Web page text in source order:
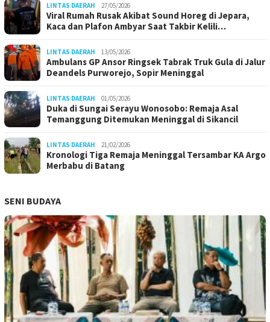
LINTAS DAERAH 27/05/2026
Viral Rumah Rusak Akibat Sound Horeg di Jepara,
Kaca dan Plafon Ambyar Saat Takbir Kelili…
LINTAS DAERAH 13/05/2026
Ambulans GP Ansor Ringsek Tabrak Truk Gula di Jalur
Deandels Purworejo, Sopir Meninggal
LINTAS DAERAH 01/05/2026
Duka di Sungai Serayu Wonosobo: Remaja Asal
Temanggung Ditemukan Meninggal di Sikancil
LINTAS DAERAH 21/02/2026
Kronologi Tiga Remaja Meninggal Tersambar KA Argo
Merbabu di Batang
SENI BUDAYA